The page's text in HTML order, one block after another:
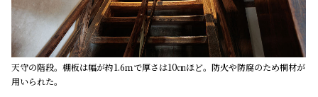
天守の階段。棚板は幅が約1.6ｍで厚さは10㎝ほど。防火や防腐のため桐材が
用いられた。